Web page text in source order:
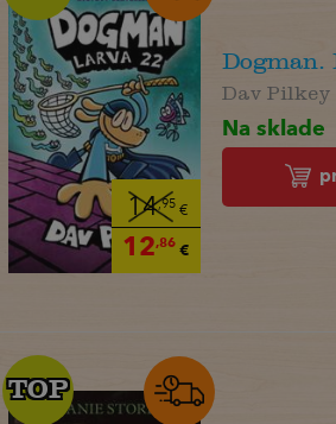
14,95€
12,86€
Dogman.
Dav Pilkey
Na sklade
TOP
TOP